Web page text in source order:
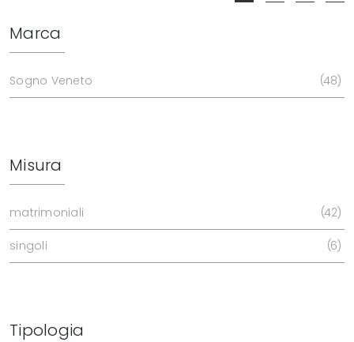
Marca
Sogno Veneto 48
Misura
matrimoniali 42
singoli 6
Tipologia